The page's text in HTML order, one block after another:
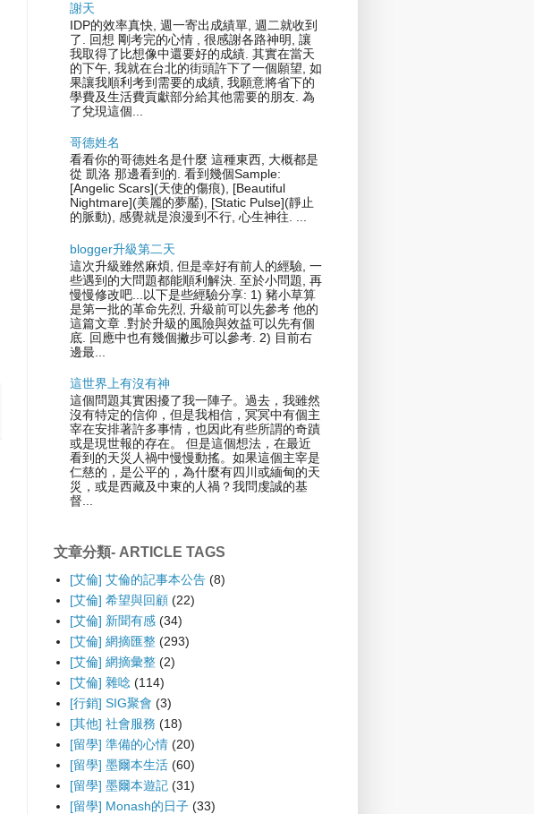
謝天
IDP的效率真快, 週一寄出成績單, 週二就收到
了. 回想 剛考完的心情 , 很感謝各路神明, 讓
我取得了比想像中還要好的成績. 其實在當天
的下午, 我就在台北的街頭許下了一個願望, 如
果讓我順利考到需要的成績, 我願意將省下的
學費及生活費貢獻部分給其他需要的朋友. 為
了兌現這個...
哥德姓名
看看你的哥德姓名是什麼 這種東西, 大概都是
從 凱洛 那邊看到的. 看到幾個Sample:
[Angelic Scars](天使的傷痕), [Beautiful
Nightmare](美麗的夢靨), [Static Pulse](靜止
的脈動), 感覺就是浪漫到不行, 心生神往. ...
blogger升級第二天
這次升級雖然麻煩, 但是幸好有前人的經驗, 一
些遇到的大問題都能順利解決. 至於小問題, 再
慢慢修改吧...以下是些經驗分享: 1) 豬小草算
是第一批的革命先烈, 升級前可以先參考 他的
這篇文章 .對於升級的風險與效益可以先有個
底. 回應中也有幾個撇步可以參考. 2) 目前右
邊最...
這世界上有沒有神
這個問題其實困擾了我一陣子。過去，我雖然
沒有特定的信仰，但是我相信，冥冥中有個主
宰在安排著許多事情，也因此有些所謂的奇蹟
或是現世報的存在。 但是這個想法，在最近
看到的天災人禍中慢慢動搖。如果這個主宰是
仁慈的，是公平的，為什麼有四川或緬甸的天
災，或是西藏及中東的人禍？我問虔誠的基
督...
文章分類- ARTICLE TAGS
[艾倫] 艾倫的記事本公告 (8)
[艾倫] 希望與回顧 (22)
[艾倫] 新聞有感 (34)
[艾倫] 網摘匯整 (293)
[艾倫] 網摘彙整 (2)
[艾倫] 雜唸 (114)
[行銷] SIG聚會 (3)
[其他] 社會服務 (18)
[留學] 準備的心情 (20)
[留學] 墨爾本生活 (60)
[留學] 墨爾本遊記 (31)
[留學] Monash的日子 (33)